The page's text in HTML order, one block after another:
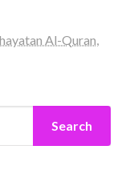
Al-Quran,
Search